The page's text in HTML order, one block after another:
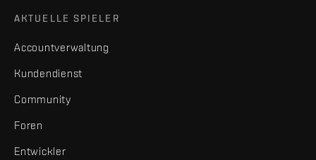
AKTUELLE SPIELER
Accountverwaltung
Kundendienst
Community
Foren
Entwickler